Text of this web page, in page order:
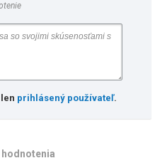
prihlásený používateľ.